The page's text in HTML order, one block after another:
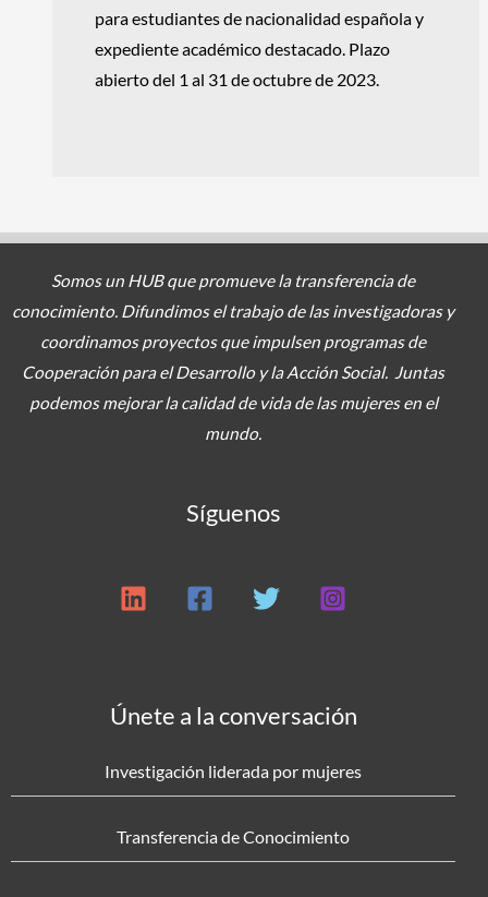
para estudiantes de nacionalidad española y
expediente académico destacado. Plazo
abierto del 1 al 31 de octubre de 2023.
Somos un HUB que promueve la transferencia de
conocimiento. Difundimos el trabajo de las investigadoras y
coordinamos proyectosque impulsen programas de
Cooperación para el Desarrollo y la Acción Social. Juntas
podemos mejorar la calidad de vida de las mujeres en el
mundo.
Síguenos
Únete a la conversación
Investigación liderada por mujeres
Transferencia de Conocimiento